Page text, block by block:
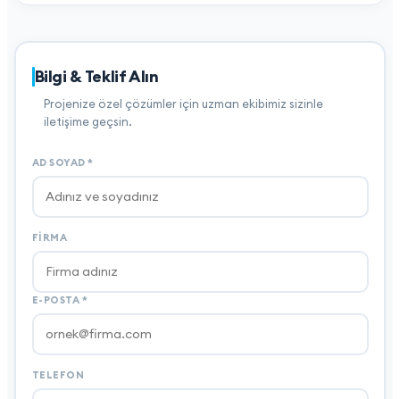
Bilgi & Teklif Alın
Projenize özel çözümler için uzman ekibimiz sizinle
iletişime geçsin.
AD SOYAD *
FIRMA
E-POSTA *
TELEFON